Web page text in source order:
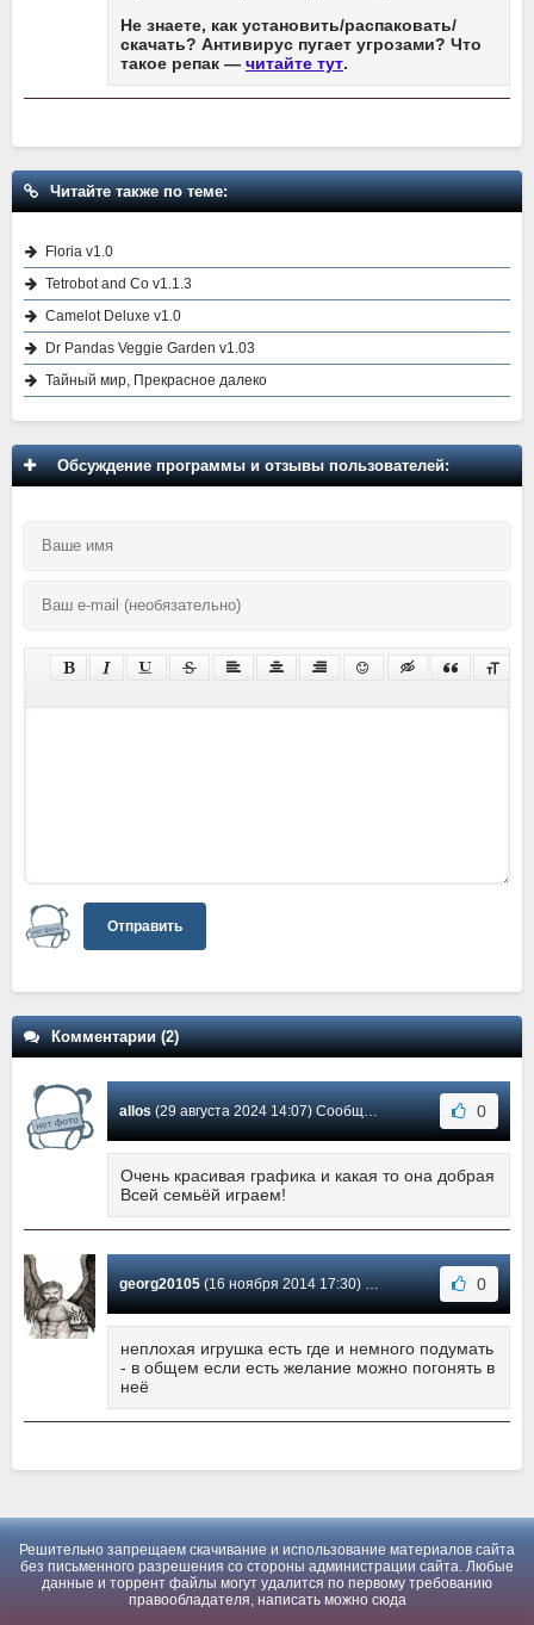
Не знаете, как установить/распаковать/
скачать? Антивирус пугает угрозами? Что
такое репак — читайте тут.
Читайте также по теме:
Floria v1.0
Tetrobot and Co v1.1.3
Camelot Deluxe v1.0
Dr Pandas Veggie Garden v1.03
Тайный мир, Прекрасное далеко
Обсуждение программы и отзывы пользователей:
Отправить
Комментарии (2)
allos(29 августа 2024 14:07) Сообщение #2 0
Очень красивая графика и какая то она добрая
Всей семьёй играем!
georg20105(16 ноября 2014 17:30) Сообщение #1 0
неплохая игрушка есть где и немного подумать
- в общем если есть желание можно погонять в
неё
Решительно запрещаем скачивание и использование материалов сайта
без письменного разрешения со стороны администрации сайта. Любые
данные и торрент файлы могут удалится по первому требованию
правообладателя, написать можно сюда